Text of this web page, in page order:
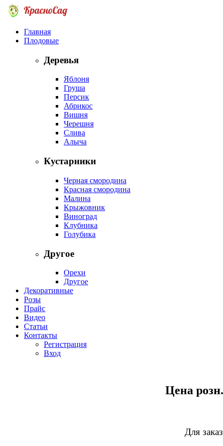
Главная
Плодовые
Деревья
Яблоня
Груша
Персик
Абрикос
Вишня
Черешня
Слива
Алыча
Кустарники
Черная смородина
Красная смородина
Малина
Крыжовник
Виноград
Клубника
Голубика
Другое
Орехи
Другое
Декоративные
Розы
Прайс
Видео
Статьи
Контакты
Регистрация
Вход
Цена
Для